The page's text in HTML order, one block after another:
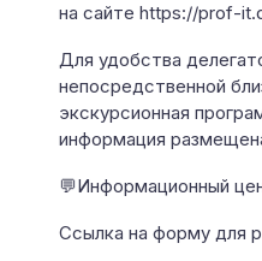
на сайте https://prof-
Для удобства
непосредственной
экскурсионная
информация
💬Информационный
Ссылка на форму для